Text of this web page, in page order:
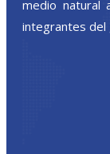
medio natural
integrantes del